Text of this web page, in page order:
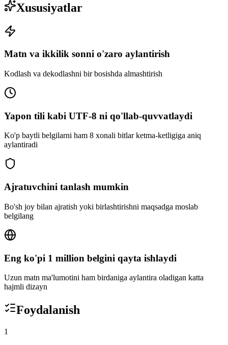
Xususiyatlar
Matn va ikkilik sonni o'zaro aylantirish
Kodlash va dekodlashni bir bosishda almashtirish
Yapon tili kabi UTF-8 ni qo'llab-quvvatlaydi
Ko'p baytli belgilarni ham 8 xonali bitlar ketma-ketligiga aniq
aylantiradi
Ajratuvchini tanlash mumkin
Bo'sh joy bilan ajratish yoki birlashtirishni maqsadga moslab
belgilang
Eng ko'pi 1 million belgini qayta ishlaydi
Uzun matn ma'lumotini ham birdaniga aylantira oladigan katta
hajmli dizayn
Foydalanish
1